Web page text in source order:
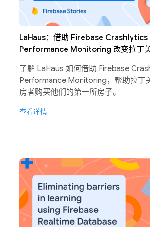
LaHaus：借助 Firebase Crashlytics
Performance Monitoring 改变拉丁
了解 LaHaus 如何借助 Firebase
Performance Monitoring，帮助拉丁
房者购买他们的第一所房子。
查看详情